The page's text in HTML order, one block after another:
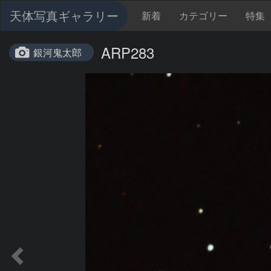
天体写真ギャラリー 新着 カテゴリー 特集
銀河鬼太郎 ARP283